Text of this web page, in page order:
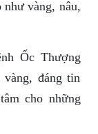
như vàng, nâu,
Ốc Thượng
đáng tin
cho những